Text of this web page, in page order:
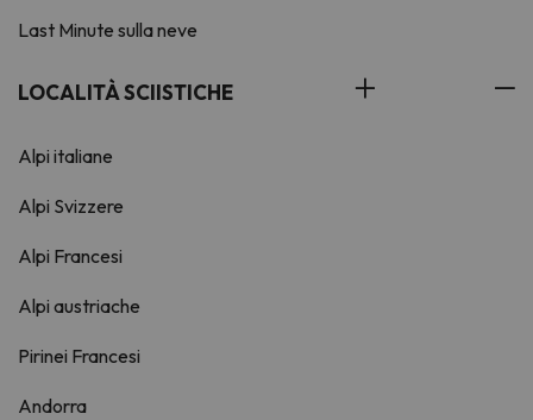
Last Minute sulla neve
LOCALITÀ SCIISTICHE
Alpi italiane
Alpi Svizzere
Alpi Francesi
Alpi austriache
Pirinei Francesi
Andorra